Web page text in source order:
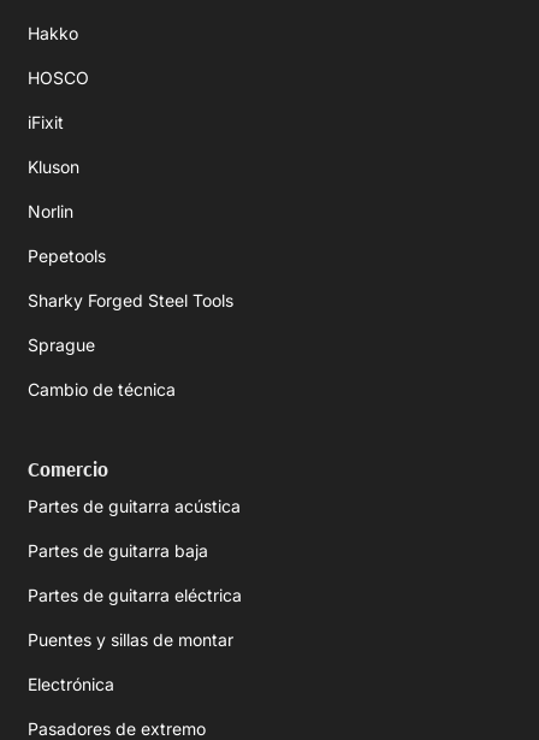
Hakko
HOSCO
iFixit
Kluson
Norlin
Pepetools
Sharky Forged Steel Tools
Sprague
Cambio de técnica
Comercio
Partes de guitarra acústica
Partes de guitarra baja
Partes de guitarra eléctrica
Puentes y sillas de montar
Electrónica
Pasadores de extremo